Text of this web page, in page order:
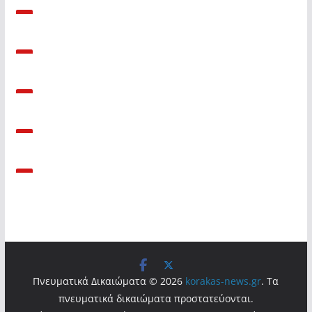
Πνευματικά Δικαιώματα © 2026 korakas-news.gr. Τα
πνευματικά δικαιώματα προστατεύονται.